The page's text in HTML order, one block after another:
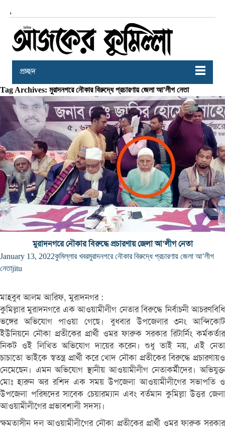
,
প্রচ্ছদ
Tag Archives: মুরাদনগরে নৌকার বিরুদ্ধে প্রচারণায় জেলা আ’লীগ নেতা
মুরাদনগরে নৌকার বিরুদ্ধে প্রচারণায় জেলা আ’লীগ নেতা
January 13, 2022কুমিল্লার খবরমুরাদনগরে নৌকার বিরুদ্ধে প্রচারণায় জেলা আ’লীগ
নেতাjitu
মাহবুব আলম আরিফ, মুরাদনগর :
কুমিল্লার মুরাদনগরে এক আওয়ামীলীগ নেতার বিরুদ্ধে নির্বাচনী আচরণবিধি
ভঙ্গের অভিযোগ পাওয়া গেছে। বুধবার উপজেলার ৩নং আন্দিকোট
ইউনিয়নে নৌকা প্রতীকের প্রার্থী ওমর ফারুক সরকার রিটার্নিং কর্মকর্তার
নিকট ওই লিখিত অভিযোগ দায়ের করেন। শুধু তাই নয়, এই নেতা
চাচাতো ভাইকে স্বতন্ত্র প্রার্থী করে খোদ নৌকা প্রতীকের বিরুদ্ধে প্রচারণায়ও
নেমেছেন। এমন অভিযোগ স্থানীয় আওয়ামীলীগ নেতাকর্মীদের। অভিযুক্ত
মোঃ হারুন অর রশিদ এক সময় উপজেলা আওয়ামীলীগের সভাপতি ও
উপজেলা পরিষদের সাবেক চেয়ারম্যান এবং বর্তমান কুমিল্লা উত্তর জেলা
আওয়ামীলীগের প্রভাবশালী সদস্য।
ক্ষমতাসীন দল আওয়ামীলীগের নৌকা প্রতীকের প্রার্থী ওমর ফারুক সরকার